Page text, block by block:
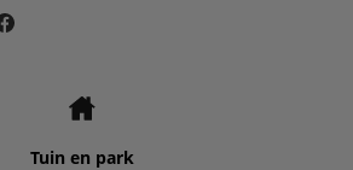
Tuin en park